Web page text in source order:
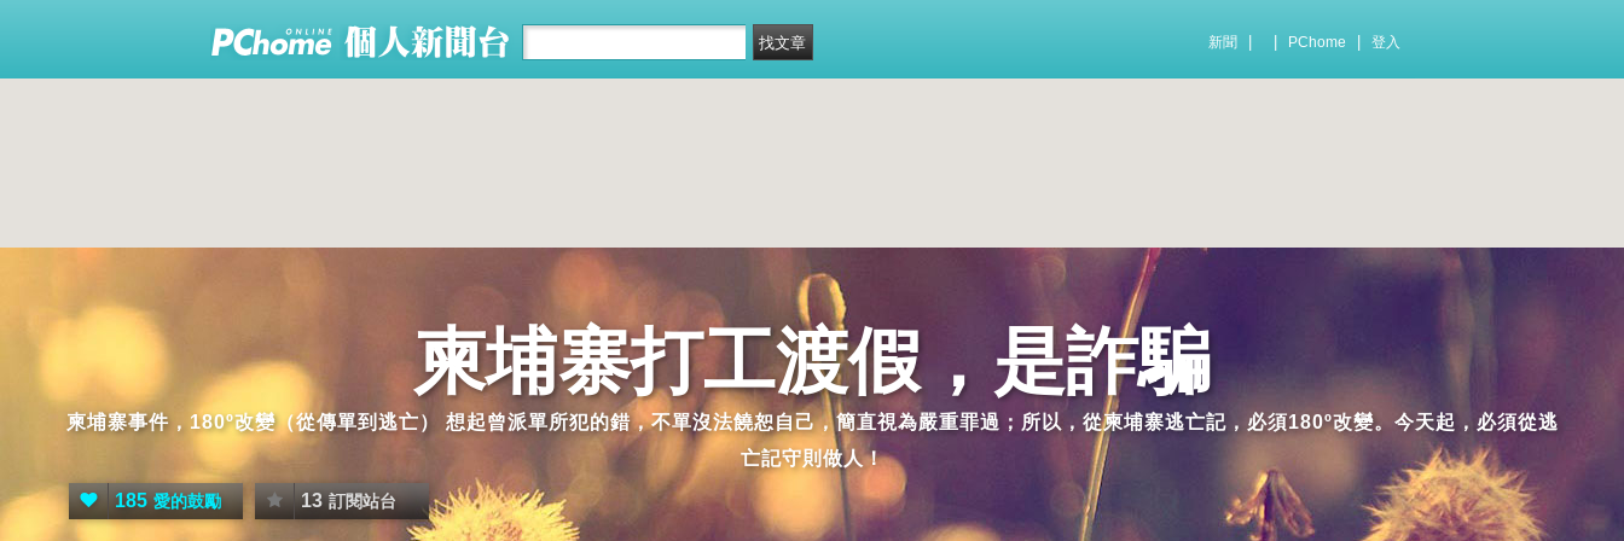
新聞 PChome 登入
柬埔寨打工渡假，是詐騙
柬埔寨事件，180º改變（從傳單到逃亡） 想起曾派單所犯的錯，不單沒法饒恕自己，簡直視為嚴重罪過；所以，從柬埔寨逃亡記，必須180º改變。今天起，必須從逃
亡記守則做人！
185 愛的鼓勵 13 訂閱站台